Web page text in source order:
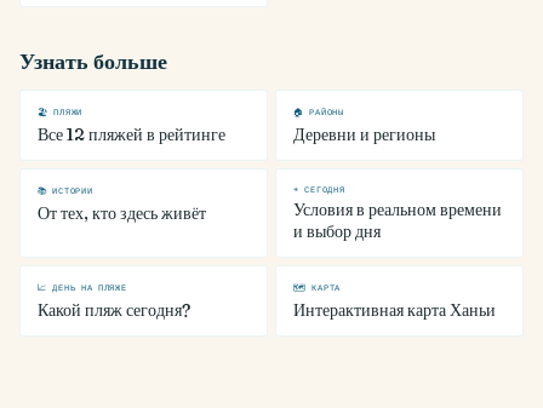
Узнать больше
🏖 ПЛЯЖИ
Все 12 пляжей в рейтинге
🏠 РАЙОНЫ
Деревни и регионы
📚 ИСТОРИИ
От тех, кто здесь живёт
☀ СЕГОДНЯ
Условия в реальном времени
и выбор дня
📈 ДЕНЬ НА ПЛЯЖЕ
Какой пляж сегодня?
🗺 КАРТА
Интерактивная карта Ханьи